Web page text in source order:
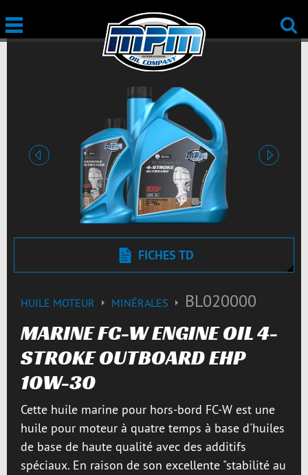
Précédent Suivant
FICHES TD
HUILE MOTEUR MINÉRALES BL020000
MARINE FC-W ENGINE OIL 4-
STROKE OUTBOARD EHP
10W-30
Cette huile marine pour hors-bord FC-W est une
huile pour moteur à quatre temps à base d'huiles
de base de haute qualité avec des additifs
spéciaux. En raison de son excellente "stabilité au